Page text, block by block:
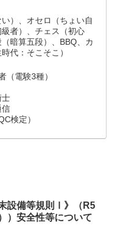
）、オセロ（ちょい自
者）、チェス（初心
暗算五段）、BBQ、カ
代：そこそこ）
（電験3種）
士
検定）
設備等規則Ⅰ》（R5
）安全性等について